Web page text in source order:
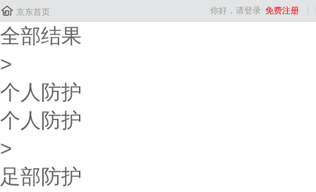
 京东首页 你好，请登录 免费注册
全部结果
>
个人防护
个人防护
>
足部防护